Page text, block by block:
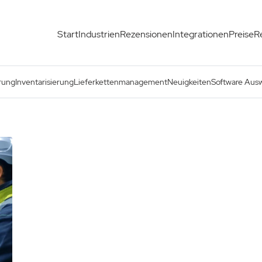
StartIndustrienRezensionenIntegrationenPreise
InventarisierungLieferkettenmanagementNeuigkeitenSoftware